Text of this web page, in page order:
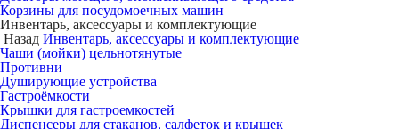
Корзины для посудомоечных машин
Инвентарь, аксессуары и комплектующие
Назад Инвентарь, аксессуары и комплектующие
Чаши (мойки) цельнотянутые
Противни
Душирующие устройства
Гастроёмкости
Крышки для гастроемкостей
Диспенсеры для стаканов, салфеток и крышек